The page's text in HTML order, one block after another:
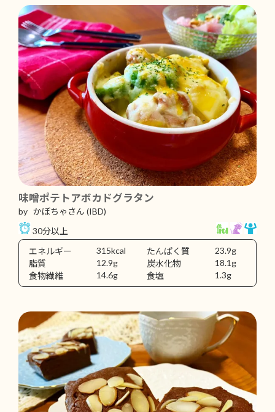
味噌ポテトアボカドグラタン
by かぼちゃさん (IBD)
30分以上
エネルギー
315kcal たんぱく質
23.9g
脂質
12.9g 炭水化物
18.1g
食物繊維
14.6g 食塩 1.3g